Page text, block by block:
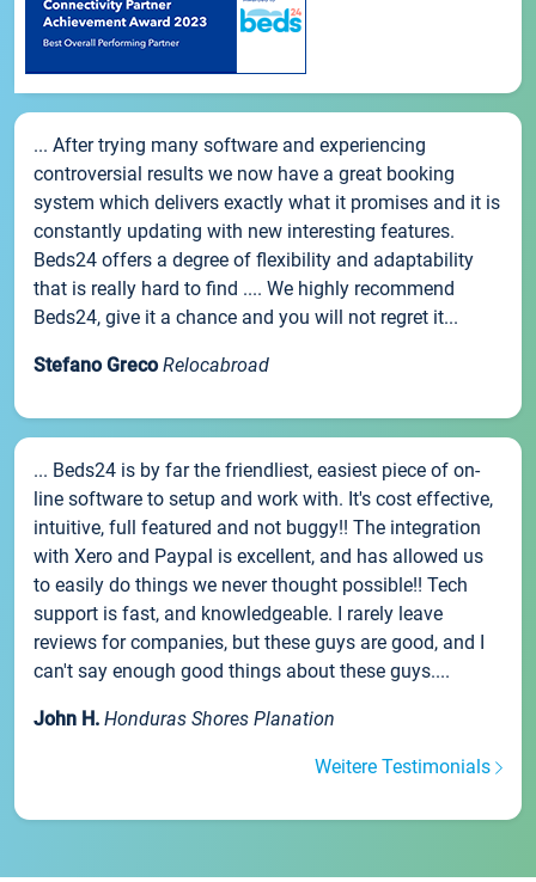
... After trying many software and experiencing
controversial results we now have a great booking
system which delivers exactly what it promises and it is
constantly updating with new interesting features.
Beds24 offers a degree of flexibility and adaptability
that is really hard to find .... We highly recommend
Beds24, give it a chance and you will not regret it...
Stefano Greco Relocabroad
... Beds24 is by far the friendliest, easiest piece of on-
line software to setup and work with. It's cost effective,
intuitive, full featured and not buggy!! The integration
with Xero and Paypal is excellent, and has allowed us
to easily do things we never thought possible!! Tech
support is fast, and knowledgeable. I rarely leave
reviews for companies, but these guys are good, and I
can't say enough good things about these guys....
John H. Honduras Shores Planation
Weitere Testimonials